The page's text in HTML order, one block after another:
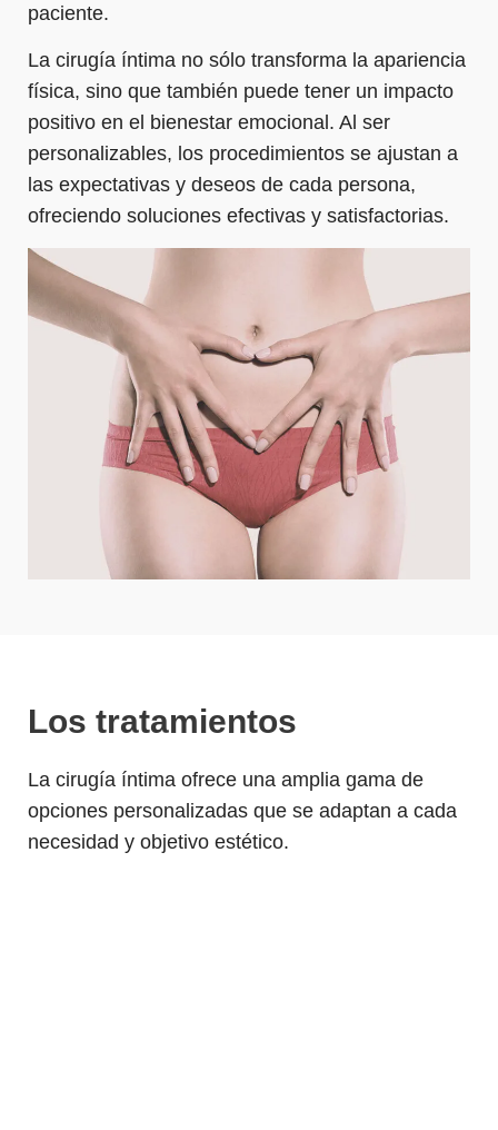
paciente.
La cirugía íntima no sólo transforma la apariencia
física, sino que también puede tener un impacto
positivo en el bienestar emocional. Al ser
personalizables, los procedimientos se ajustan a
las expectativas y deseos de cada persona,
ofreciendo soluciones efectivas y satisfactorias.
Los tratamientos
La cirugía íntima ofrece una amplia gama de
opciones personalizadas que se adaptan a cada
necesidad y objetivo estético.